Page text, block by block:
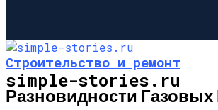
simple-stories.ru
Строительство и ремонт
Разновидности Газовых